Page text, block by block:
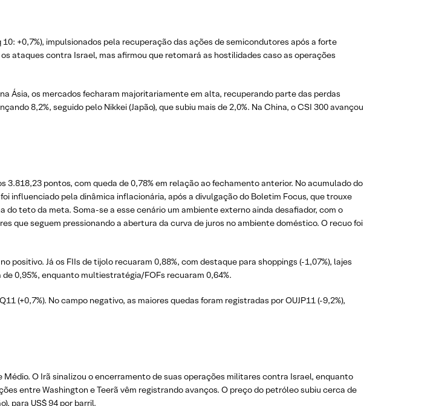
+0,7%), impulsionados pela recuperação das ações de semicondutores após a forte
ataques contra Israel, mas afirmou que retomará as hostilidades caso as operações
Ásia, os mercados fecharam majoritariamente em alta, recuperando parte das perdas
8,2%, seguido pelo Nikkei (Japão), que subiu mais de 2,0%. Na China, o CSI 300 avançou
3.818,23 pontos, com queda de 0,78% em relação ao fechamento anterior. No acumulado do
influenciado pela dinâmica inflacionária, após a divulgação do Boletim Focus, que trouxe
do teto da meta. Soma-se a esse cenário um ambiente externo ainda desafiador, com o
que seguem pressionando a abertura da curva de juros no ambiente doméstico. O recuo foi
positivo. Já os FIIs de tijolo recuaram 0,88%, com destaque para shoppings (-1,07%), lajes
0,95%, enquanto multiestratégia/FOFs recuaram 0,64%.
(+0,7%). No campo negativo, as maiores quedas foram registradas por OUJP11 (-9,2%),
O Irã sinalizou o encerramento de suas operações militares contra Israel, enquanto
entre Washington e Teerã vêm registrando avanços. O preço do petróleo subiu cerca de
para US$ 94 por barril.